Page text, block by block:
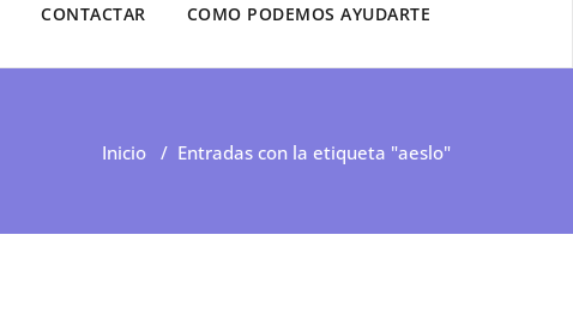
CONTACTAR COMO PODEMOS AYUDARTE
Inicio / Entradas con la etiqueta "aeslo"